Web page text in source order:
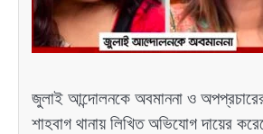
জুলাই আন্দোলনকে অবমাননা ও
শাহবাগ থানায় লিখিত অভিযোগ দায়ের